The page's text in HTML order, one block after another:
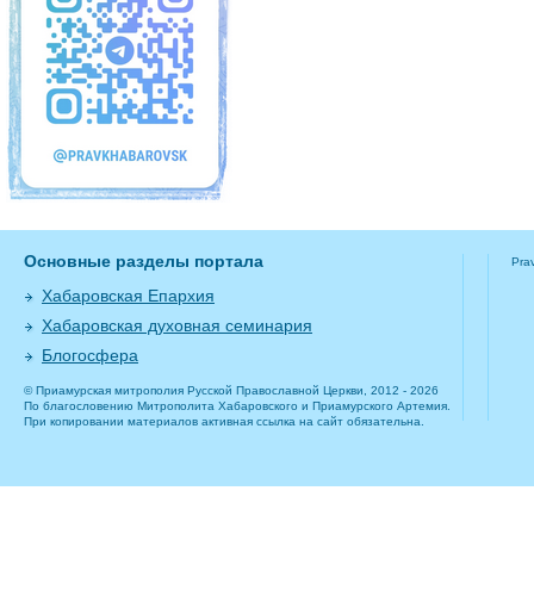
Основные разделы портала
Хабаровская Епархия
Хабаровская духовная семинария
Блогосфера
© Приамурская митрополия Русской Православной Церкви, 2012 - 2026
По благословению Митрополита Хабаровского и Приамурского Артемия.
При копировании материалов активная ссылка на сайт обязательна.